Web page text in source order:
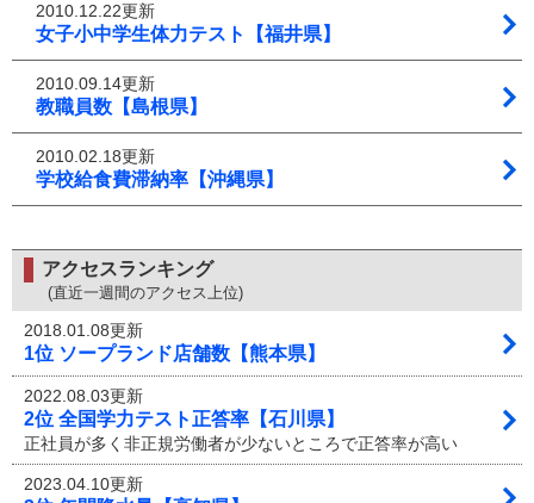
2010.12.22更新
女子小中学生体力テスト【福井県】
2010.09.14更新
教職員数【島根県】
2010.02.18更新
学校給食費滞納率【沖縄県】
アクセスランキング
(直近一週間のアクセス上位)
2018.01.08更新
1位 ソープランド店舗数【熊本県】
2022.08.03更新
2位 全国学力テスト正答率【石川県】
正社員が多く非正規労働者が少ないところで正答率が高い
2023.04.10更新